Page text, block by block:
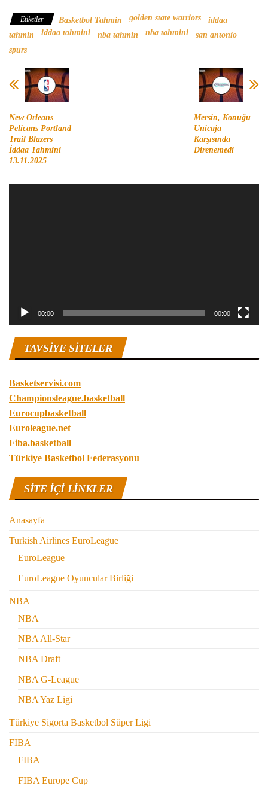
Etiketler Basketbol Tahmin golden state warriors
iddaa
tahmin
iddaa tahmini nba tahmin nba tahmini
san antonio
spurs
New Orleans
Pelicans Portland
Trail Blazers
İddaa Tahmini
13.11.2025
Mersin, Konuğu
Unicaja
Karşısında
Direnemedi
00:00 00:00
TAVSIYE SITELER
Basketservisi.com
Championsleague.basketball
Eurocupbasketball
Euroleague.net
Fiba.basketball
Türkiye Basketbol Federasyonu
SITE IÇI LINKLER
Anasayfa
Turkish Airlines EuroLeague
EuroLeague
EuroLeague Oyuncular Birliği
NBA
NBA
NBA All-Star
NBA Draft
NBA G-League
NBA Yaz Ligi
Türkiye Sigorta Basketbol Süper Ligi
FIBA
FIBA
FIBA Europe Cup